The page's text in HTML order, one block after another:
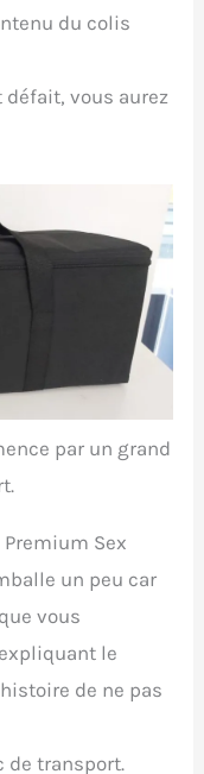
du colis
vous aurez
par un grand
Sex
un peu car
vous
le
de ne pas
de transport.